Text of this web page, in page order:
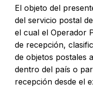
El objeto del
del servicio postal
el cual el Operador
de recepción,
de objetos postales
dentro del país o
recepción desde el